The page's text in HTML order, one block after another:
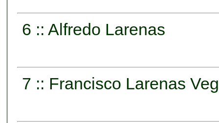
6 :: Alfredo Larenas
7 :: Francisco Larenas